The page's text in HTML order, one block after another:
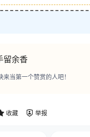
留余香
当第一个赞赏的人吧！
收藏 举报